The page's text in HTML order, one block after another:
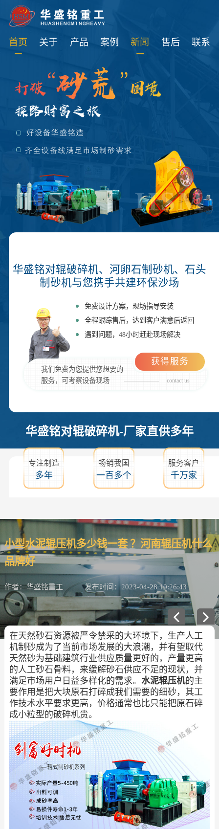
首页 关于 产品 案例 新闻 售后 联系
华盛铭对辊破碎机、河卵石制砂机、石头
制砂机与您携手共建环保沙场
免费设计方案，现场指导安装
全程跟踪售后，达到客户满意后返回
遇到问题，48小时赶赴现场解决
我们免费为您提供您想要的
服务，可考察设备现场
contact us
获得服务
华盛铭对辊破碎机-厂家直供多年
专注制造
多年
畅销我国
一百多个
服务客户
千万家
小型水泥辊压机多少钱一套 ？河南辊压机什么
品牌好
作者：华盛铭重工 发布时间：2023-04-28 10:26:43
在天然砂石资源被严令禁采的大环境下，生产人工
机制砂成为了当前市场发展的大浪潮，并有望取代
天然砂为基础建筑行业供应质量更好的，产量更高
的人工砂石骨料，来缓解砂石供应不足的现状，并
满足市场用户日益多样化的需求。 水泥辊压机的主
要作用是把大块原石打碎成我们需要的细砂，其工
作技术水平要求更高，价格通常也比只能把原石碎
成小粒型的破碎机贵。